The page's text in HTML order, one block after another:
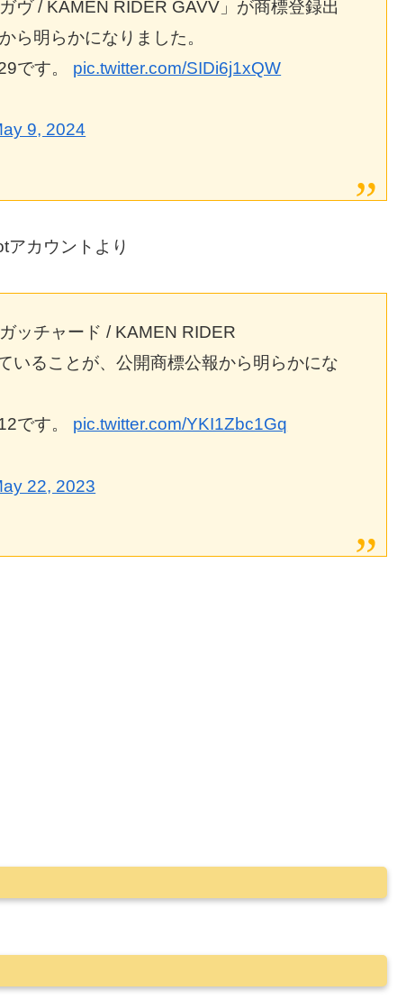
ヴ / KAMEN RIDER GAVV」が商標登録出
ら明らかになりました。
です。 pic.twitter.com/SIDi6j1xQW
9, 2024
アカウントより
ッチャード / KAMEN RIDER
いることが、公開商標公報から明らかにな
です。 pic.twitter.com/YKI1Zbc1Gq
22, 2023